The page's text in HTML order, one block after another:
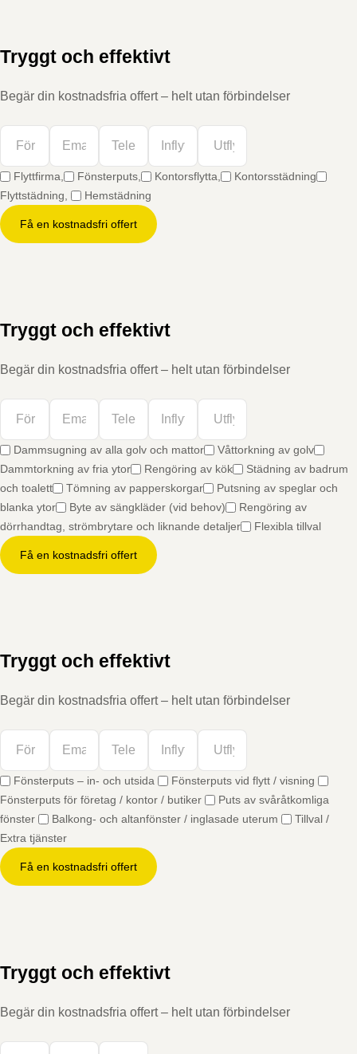
Tryggt och effektivt
Begär din kostnadsfria offert – helt utan förbindelser
Flyttfirma, Fönsterputs, Kontorsflytta,
Kontorsstädning
Flyttstädning,
Hemstädning
Få en kostnadsfri offert
Tryggt och effektivt
Begär din kostnadsfria offert – helt utan förbindelser
Dammsugning av alla golv och mattor
Våttorkning av golv
Dammtorkning av fria ytor
Rengöring av kök
Städning av badrum
och toalett
Tömning av papperskorgar
Putsning av speglar och
blanka ytor
Byte av sängkläder (vid behov)
Rengöring av
dörrhandtag, strömbrytare och liknande detaljer
Flexibla tillval
Få en kostnadsfri offert
Tryggt och effektivt
Begär din kostnadsfria offert – helt utan förbindelser
Fönsterputs – in- och utsida
Fönsterputs vid flytt / visning
Fönsterputs för företag / kontor / butiker
Puts av svåråtkomliga
fönster
Balkong- och altanfönster / inglasade uterum
Tillval /
Extra tjänster
Få en kostnadsfri offert
Tryggt och effektivt
Begär din kostnadsfria offert – helt utan förbindelser